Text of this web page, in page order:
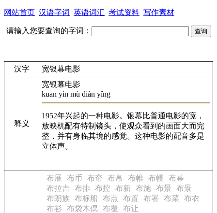
网站首页 汉语字词 英语词汇 考试资料 写作素材
请输入您要查询的字词：
汉字 宽银幕电影
释义
宽银幕电影
kuān yín mù diàn yǐng
1952年兴起的一种电影。银幕比普通电影的宽，
放映机配有特制镜头，使观众看到的画面大而完
整，并有身临其境的感觉。这种电影的配音多是
立体声。
布展 布币 布帘 布帛 布帷 布幔
布幕
布拉吉 布排 布控 布新 布施 布景
布景
布朗族
布标船 布点 布置 布署 布菜
布衣
布衫
布袋木偶 布覆
布让